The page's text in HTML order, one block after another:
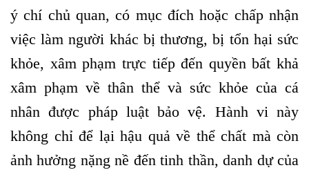
ý chí chủ quan, có mục đích hoặc chấp nhận
việc làm người khác bị thương, bị tổn hại sức
khỏe, xâm phạm trực tiếp đến quyền bất khả
xâm phạm về thân thể và sức khỏe của cá
nhân được pháp luật bảo vệ. Hành vi này
không chỉ để lại hậu quả về thể chất mà còn
ảnh hưởng nặng nề đến tinh thần, danh dự của